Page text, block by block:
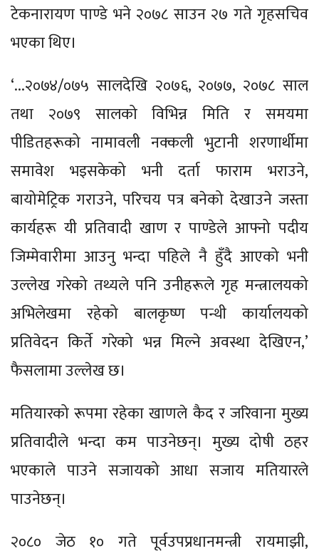
टेकनारायण पाण्डे भने २०७८ साउन २७ गते गृहसचिव
भएका थिए।
‘...२०७४/०७५ सालदेखि २०७६, २०७७, २०७८ साल
तथा २०७९ सालको विभिन्न मिति र समयमा
पीडितहरूको नामावली नक्कली भुटानी शरणार्थीमा
समावेश भइसकेको भनी दर्ता फाराम भराउने,
बायोमेट्रिक गराउने, परिचय पत्र बनेको देखाउने जस्ता
कार्यहरू यी प्रतिवादी खाण र पाण्डेले आफ्नो पदीय
जिम्मेवारीमा आउनु भन्दा पहिले नै हुँदै आएको भनी
उल्लेख गरेको तथ्यले पनि उनीहरूले गृह मन्त्रालयको
अभिलेखमा रहेको बालकृष्ण पन्थी कार्यालयको
प्रतिवेदन किर्ते गरेको भन्न मिल्ने अवस्था देखिएन,’
फैसलामा उल्लेख छ।
मतियारको रूपमा रहेका खाणले कैद र जरिवाना मुख्य
प्रतिवादीले भन्दा कम पाउनेछन्। मुख्य दोषी ठहर
भएकाले पाउने सजायको आधा सजाय मतियारले
पाउनेछन्।
२०८० जेठ १० गते पूर्वउपप्रधानमन्त्री रायमाझी,